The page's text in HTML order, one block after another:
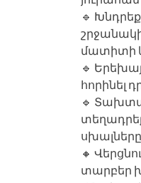
🔹
մատիտի
🔹
հորինել
🔹
սխալները
🔸
տարբեր